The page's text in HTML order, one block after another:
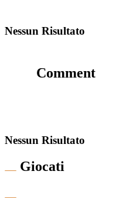
Nessun Risultato
Comment
Nessun Risultato
Giocati